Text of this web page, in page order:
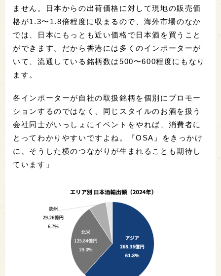
ません。日本からの出荷価格に対して現地の販売価
格が1.3〜1.8倍程度に収まるので、海外市場のなか
では、日本にもっとも近い価格で日本酒を買うこと
ができます。だから香港には多くのインポーターが
いて、流通している銘柄数は500〜600程度にもなり
ます。
各インポーターが自社の取扱銘柄を個別にプロモー
ションするのではなく、同じスタイルのお酒を扱う
会社同士がいっしょにイベントをやれば、消費者に
とってわかりやすいですよね。『OSA』をきっかけ
に、そうした横のつながりが生まれることも期待し
ています」